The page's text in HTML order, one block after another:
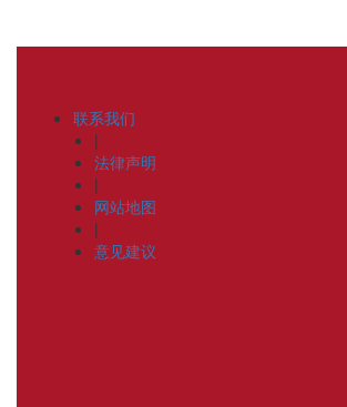
联系我们
|
法律声明
|
网站地图
|
意见建议